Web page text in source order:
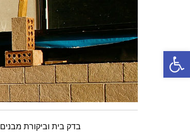
פתח סרגל נגישות
בדק בית וביקורת מבנים